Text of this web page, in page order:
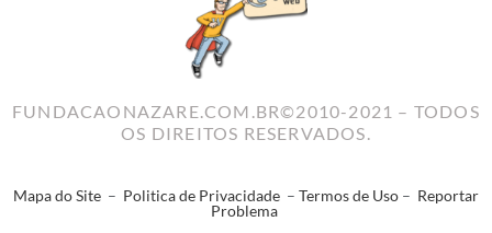
FUNDACAONAZARE.COM.BR©2010-2021 – TODOS
OS DIREITOS RESERVADOS.
Mapa do Site – Politica de Privacidade – Termos de Uso – Reportar
Problema